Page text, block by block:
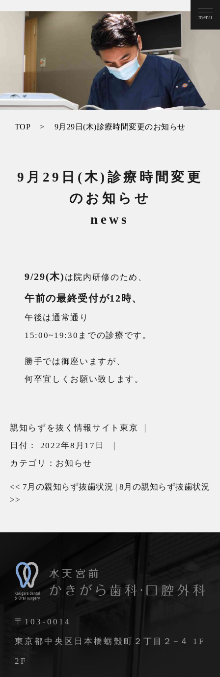
TOP 9月29日(木)診療時間変更のお知らせ
9月29日(木)診療時間変更
の お知らせ
news
9/29(木) は院内研修のため、
午前の最終受付が12時、
午後は通常通り
15:00~19:30までの診療です。
勝手では御座いますが、
何卒宜しくお願い致します。
親知らずを抜く情報サイト東京 ｜
日付： 2022年8月17日
｜
カテゴリ： お知らせ
<< 7月の親知らず抜歯状況 | 8月の親知らず抜歯状況
>>
〒103-0014
東京都中央区日本橋蛎殻町２丁目２−４ 1F
2F